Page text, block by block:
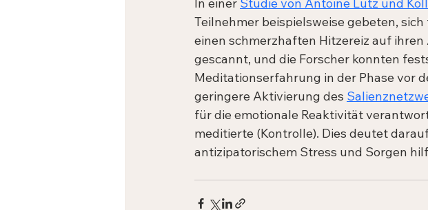
In einer Studie von Antoine Lutz und
Teilnehmer beispielsweise gebeten,
einen schmerzhaften Hitzereiz auf
gescannt, und die Forscher konnten
Meditationserfahrung in der Phase vor
geringere Aktivierung des
für die emotionale Reaktivität
meditierte (Kontrolle). Dies deutet
antizipatorischem Stress und Sorgen